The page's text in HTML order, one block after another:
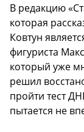
В редакцию
которая
Ковтун
фигуриста
который уже
решил
пройти тест
пытается не